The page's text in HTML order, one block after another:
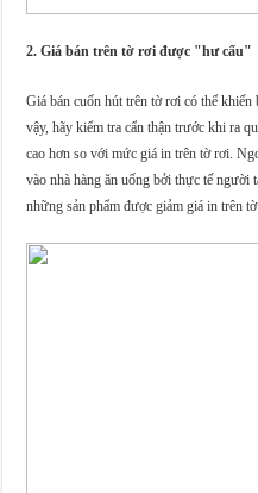
2. Giá bán trên tờ rơi được "hư cấu"
Giá bán cuốn hút trên tờ rơi có thể
vậy, hãy kiểm tra cẩn thận trước khi ra
cao hơn so với mức giá in trên tờ rơi.
vào nhà hàng ăn uống bởi thực tế người
những sản phẩm được giảm giá in trên